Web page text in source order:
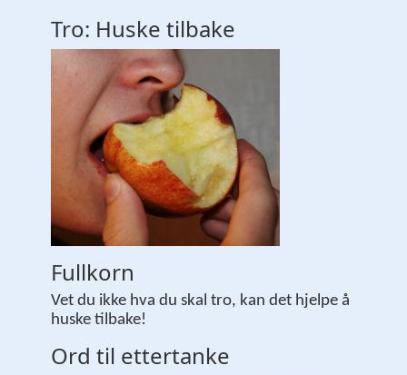
Tro: Huske tilbake
Fullkorn
Vet du ikke hva du skal tro, kan det hjelpe å
huske tilbake!
Ord til ettertanke